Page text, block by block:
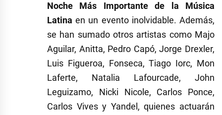
Noche Más Importante de la Música
Latina en un evento inolvidable. Además,
se han sumado otros artistas como Majo
Aguilar, Anitta, Pedro Capó, Jorge Drexler,
Luis Figueroa, Fonseca, Tiago Iorc, Mon
Laferte, Natalia Lafourcade, John
Leguizamo, Nicki Nicole, Carlos Ponce,
Carlos Vives y Yandel, quienes actuarán